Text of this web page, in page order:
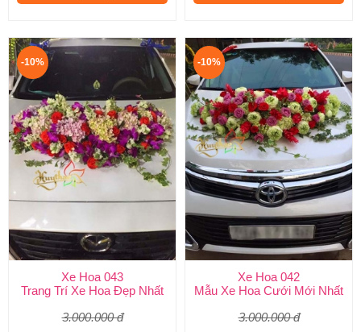
-10%
Xe Hoa 043
Trang Trí Xe Hoa Đẹp Nhất
3.000.000 đ
-10%
Xe Hoa 042
Mẫu Xe Hoa Cưới Mới Nhất
3.000.000 đ